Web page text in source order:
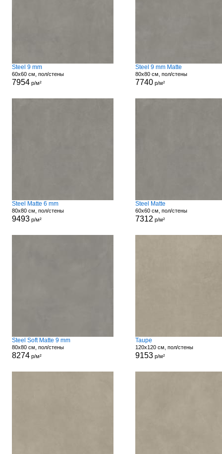
Steel 9 mm
60x60 см, пол/стены
7954р/м²
Steel 9 mm Matte
80x80 см, пол/стены
7740р/м²
Steel Matte 6 mm
80x80 см, пол/стены
9493р/м²
Steel Matte
60x60 см, пол/стены
7312 р/м²
Steel Soft Matte 9 mm
80x80 см, пол/стены
8274р/м²
Taupe
120x120 см, пол/стены
9153р/м²